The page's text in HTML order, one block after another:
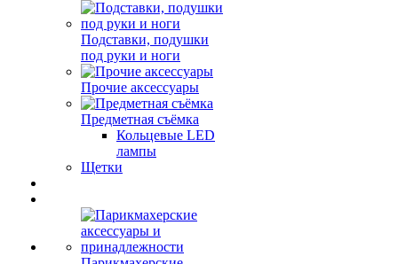
Подставки, подушки
под руки и ноги
Прочие аксессуары
Предметная съёмка
Кольцевые LED
лампы
Щетки